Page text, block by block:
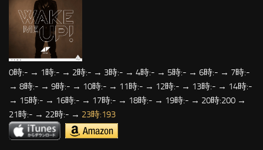
0時:- → 1時:- → 2時:- → 3時:- → 4時:- → 5時:- → 6時:- → 7時:-
→ 8時:- → 9時:- → 10時:- → 11時:- → 12時:- → 13時:- → 14時:-
→ 15時:- → 16時:- → 17時:- → 18時:- → 19時:- → 20時:200 →
21時:- → 22時:- → 23時:193